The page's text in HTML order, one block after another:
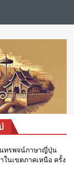
ทรพจน์ภาษาญี่ปุ่น
ในเขตภาคเหนือ ครั้ง